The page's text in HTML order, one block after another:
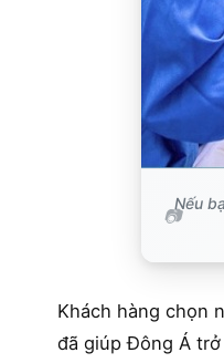
Nếu
Khách hàng chọn
đã giúp Đông Á